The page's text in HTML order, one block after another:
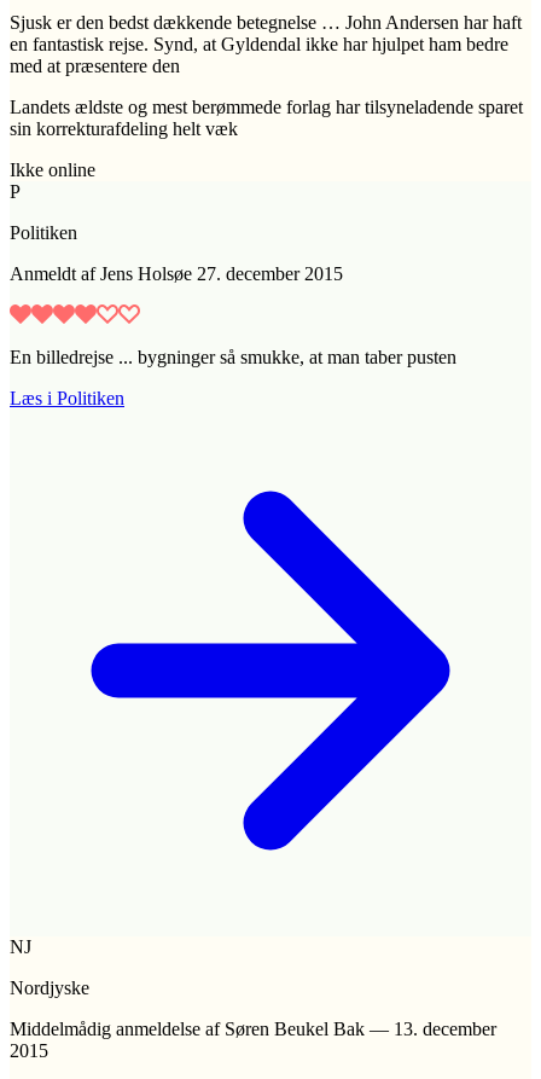
Sjusk er den bedst dækkende betegnelse … John Andersen har haft
en fantastisk rejse. Synd, at Gyldendal ikke har hjulpet ham bedre
med at præsentere den
Landets ældste og mest berømmede forlag har tilsyneladende sparet
sin korrekturafdeling helt væk
Ikke online
P
Politiken
Anmeldt afJens Holsøe 27. december 2015
En billedrejse ... bygninger så smukke, at man taber pusten
Læs i Politiken
NJ
Nordjyske
Middelmådig anmeldelse af Søren Beukel Bak — 13. december
2015